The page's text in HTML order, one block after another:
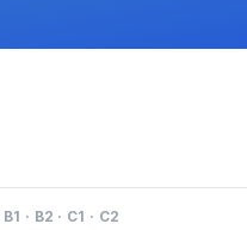
· B2 · C1 · C2